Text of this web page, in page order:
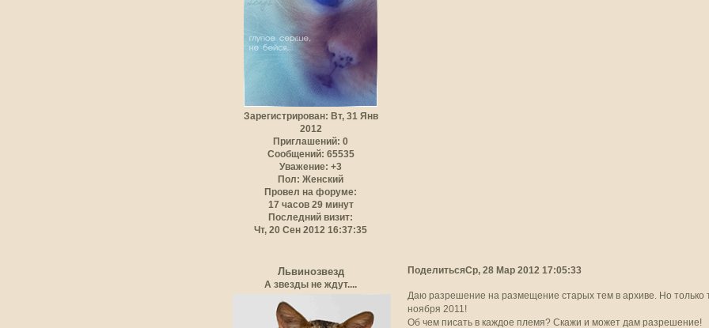
Зарегистрирован: Вт, 31 Янв
2012
Приглашений: 0
Сообщений: 65535
Уважение: +3
Пол: Женский
Провел на форуме:
17 часов 29 минут
Последний визит:
Чт, 20 Сен 2012 16:37:35
ПоделитьсяСр, 28 Мар 2012 17:05:33
Львинозвезд
А звезды не ждут....
Даю разрешение на размещение старых тем в архиве. Но только
ноября 2011!
Об чем писать в каждое племя? Скажи и может дам разрешение!